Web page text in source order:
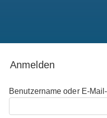
Anmelden
Benutzername oder E-